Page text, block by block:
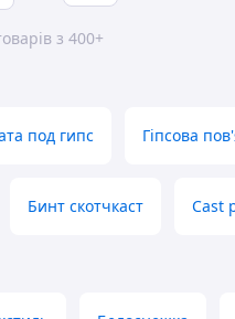
з 400+
под гипс Гіпсова
Бинт скотчкаст Cast